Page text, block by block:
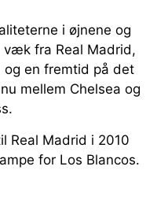
i øjnene og
fra Real Madrid,
og en fremtid på det
mellem Chelsea og
Real Madrid i 2010
for Los Blancos.